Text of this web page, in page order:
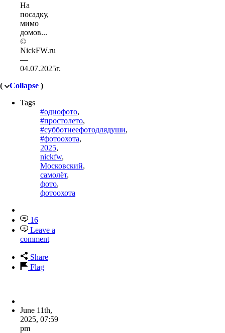
На
посадку,
мимо
домов...
©
NickFW.ru
—
04.07.2025г.
(
Collapse )
Tags
#однофото,
#простолето,
#субботнеефотодлядуши,
#фотоохота,
2025,
nickfw,
Московский,
самолёт,
фото,
фотоохота
16
Leave a
comment
Share
Flag
June 11th,
2025, 07:59
pm